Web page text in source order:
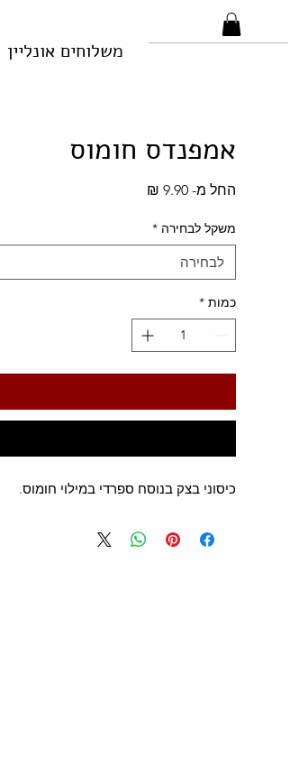
משלוחים אונליין
אמפנדס חומוס
החל מ- 9.90 ₪
משקל לבחירה *
לבחירה
כמות *
כיסוני בצק בנוסח ספרדי במילוי חומוס.